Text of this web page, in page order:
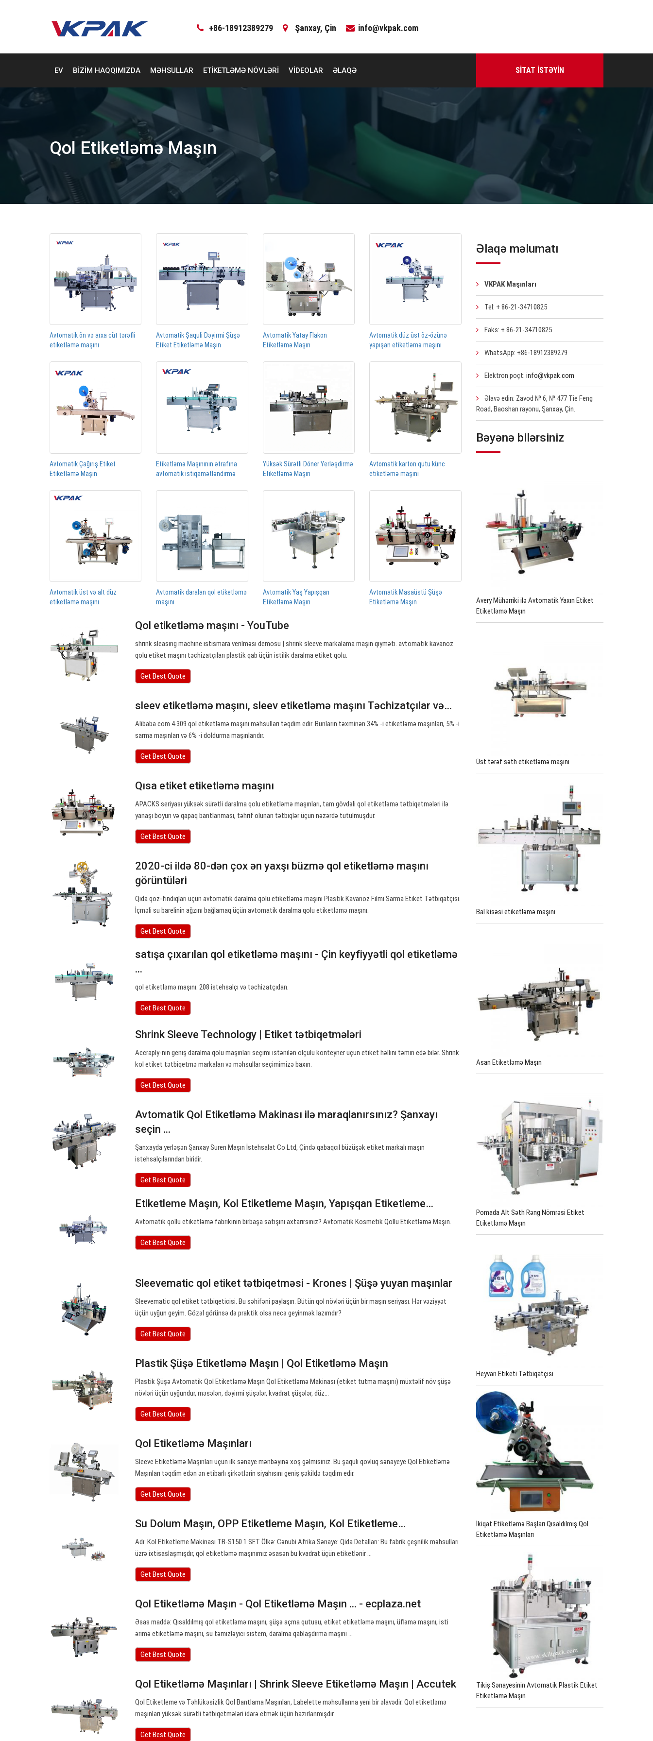
+86-18912389279 Şanxay, Çin info@vkpak.com
EV BIZIM HAQQIMIZDA MƏHSULLAR ETIKETLƏMƏ NÖVLƏRI VIDEOLAR ƏLAQƏ SITAT ISTƏYIN
Qol Etiketləmə Maşın
Avtomatik ön və arxa cüt tərəfli
etiketləmə maşını
Avtomatik Şaquli Dəyirmi Şüşə
Etiket Etiketləmə Maşın
Avtomatik Yatay Flakon
Etiketləmə Maşın
Avtomatik düz üst öz-özünə
yapışan etiketləmə maşını
Avtomatik Çağırış Etiket
Etiketləmə Maşın
Etiketləmə Maşınının ətrafına
avtomatik istiqamətləndirmə
Yüksək Sürətli Döner Yerləşdirmə
Etiketləmə Maşın
Avtomatik karton qutu künc
etiketləmə maşını
Avtomatik üst və alt düz
etiketləmə maşını
Avtomatik daralan qol etiketləmə
maşını
Avtomatik Yaş Yapışqan
Etiketləmə Maşın
Avtomatik Masaüstü Şüşə
Etiketləmə Maşın
Qol etiketləmə maşını - YouTube
shrink sleasing machine istismara verilməsi demosu | shrink sleeve markalama maşın qiyməti. avtomatik kavanoz
qolu etiket maşını təchizatçıları plastik qab üçün istilik daralma etiket qolu.
Get Best Quote
sleev etiketləmə maşını, sleev etiketləmə maşını Təchizatçılar və…
Alibaba.com 4.309 qol etiketləmə maşını məhsulları təqdim edir. Bunların təxminən 34% -i etiketləmə maşınları, 5% -i
sarma maşınları və 6% -i doldurma maşınlarıdır.
Get Best Quote
Qısa etiket etiketləmə maşını
APACKS seriyası yüksək sürətli daralma qolu etiketləmə maşınları, tam gövdəli qol etiketləmə tətbiqetmələri ilə
yanaşı boyun və qapaq bantlanması, təhrif olunan tətbiqlər üçün nəzərdə tutulmuşdur.
Get Best Quote
2020-ci ildə 80-dən çox ən yaxşı büzmə qol etiketləmə maşını
görüntüləri
Qida qoz-fındıqları üçün avtomatik daralma qolu etiketləmə maşını Plastik Kavanoz Filmi Sarma Etiket Tətbiqatçısı.
İçməli su barelinin ağzını bağlamaq üçün avtomatik daralma qolu etiketləmə maşını.
Get Best Quote
satışa çıxarılan qol etiketləmə maşını - Çin keyfiyyətli qol etiketləmə
...
qol etiketləmə maşını. 208 istehsalçı və təchizatçıdan.
Get Best Quote
Shrink Sleeve Technology | Etiket tətbiqetmələri
Accraply-nin geniş daralma qolu maşınları seçimi istənilən ölçülü konteyner üçün etiket həllini təmin edə bilər. Shrink
kol etiket tətbiqetmə markaları və məhsullar seçimimizə baxın.
Get Best Quote
Avtomatik Qol Etiketləmə Makinası ilə maraqlanırsınız? Şanxayı
seçin ...
Şanxayda yerləşən Şanxay Suren Maşın İstehsalat Co Ltd, Çində qabaqcıl büzüşək etiket markalı maşın
istehsalçılarından biridir.
Get Best Quote
Etiketleme Maşın, Kol Etiketleme Maşın, Yapışqan Etiketleme…
Avtomatik qollu etiketləmə fabrikinin birbaşa satışını axtarırsınız? Avtomatik Kosmetik Qollu Etiketləmə Maşın.
Get Best Quote
Sleevematic qol etiket tətbiqetməsi - Krones | Şüşə yuyan maşınlar
Sleevematic qol etiket tətbiqeticisi. Bu səhifəni paylaşın. Bütün qol növləri üçün bir maşın seriyası. Hər vəziyyət
üçün uyğun geyim. Gözəl görünsə də praktik olsa necə geyinmək lazımdır?
Get Best Quote
Plastik Şüşə Etiketləmə Maşın | Qol Etiketləmə Maşın
Plastik Şüşə Avtomatik Qol Etiketləmə Maşın Qol Etiketləmə Makinası (etiket tutma maşını) müxtəlif növ şüşə
növləri üçün uyğundur, məsələn, dəyirmi şüşələr, kvadrat şüşələr, düz…
Get Best Quote
Qol Etiketləmə Maşınları
Sleeve Etiketləmə Maşınları üçün ilk sənaye mənbəyinə xoş gəlmisiniz. Bu şaquli qovluq sənayeye Qol Etiketləmə
Maşınları təqdim edən ən etibarlı şirkətlərin siyahısını geniş şəkildə təqdim edir.
Get Best Quote
Su Dolum Maşın, OPP Etiketleme Maşın, Kol Etiketleme…
Adı: Kol Etiketleme Makinası TB-S150 1 SET Ölkə: Cənubi Afrika Sənaye: Qida Detalları: Bu fabrik çeşnilik məhsulları
üzrə ixtisaslaşmışdır, qol etiketləmə maşınımız əsasən bu kvadrat üçün etiketlənir ...
Get Best Quote
Qol Etiketləmə Maşın - Qol Etiketləmə Maşın ... - ecplaza.net
Əsas maddə: Qısaldılmış qol etiketləmə maşını, şüşə açma qutusu, etiket etiketləmə maşını, üfləmə maşını, isti
ərimə etiketləmə maşını, su təmizləyici sistem, daralma qablaşdırma maşını ...
Get Best Quote
Qol Etiketləmə Maşınları | Shrink Sleeve Etiketləmə Maşın | Accutek
Qol Etiketleme və Təhlükəsizlik Qol Bantlama Maşınları, Labelette məhsullarına yeni bir əlavədir. Qol etiketləmə
maşınları yüksək sürətli tətbiqetmələri idarə etmək üçün hazırlanmışdır.
Get Best Quote
Əlaqə məlumatı
VKPAK Maşınları
Tel: + 86-21-34710825
Faks: + 86-21-34710825
WhatsApp: +86-18912389279
Elektron poçt: info@vkpak.com
Əlavə edin: Zavod № 6, № 477 Tie Feng
Road, Baoshan rayonu, Şanxay, Çin.
Bəyənə bilərsiniz
Avery Mühərriki ilə Avtomatik Yaxın Etiket
Etiketləmə Maşın
Üst tərəf səth etiketləmə maşını
Bal kisəsi etiketləmə maşını
Asan Etiketləmə Maşın
Pomada Alt Səth Rəng Nömrəsi Etiket
Etiketləmə Maşın
Heyvan Etiketi Tətbiqatçısı
İkiqat Etiketləmə Başları Qısaldılmış Qol
Etiketləmə Maşınları
Tikiş Sənayesinin Avtomatik Plastik Etiket
Etiketləmə Maşın